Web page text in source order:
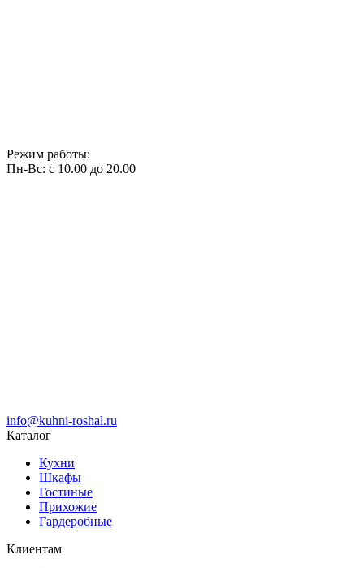
Режим работы:
Пн-Вс: с 10.00 до 20.00
info@kuhni-roshal.ru
Каталог
Кухни
Шкафы
Гостиные
Прихожие
Гардеробные
Клиентам